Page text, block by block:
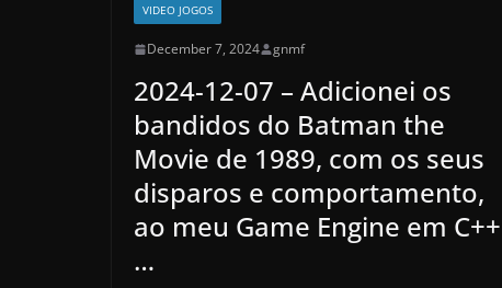
VIDEO JOGOS
December 7, 2024 gnmf
2024-12-07 – Adicionei os
bandidos do Batman the
Movie de 1989, com os seus
disparos e comportamento,
ao meu Game Engine em C++
…